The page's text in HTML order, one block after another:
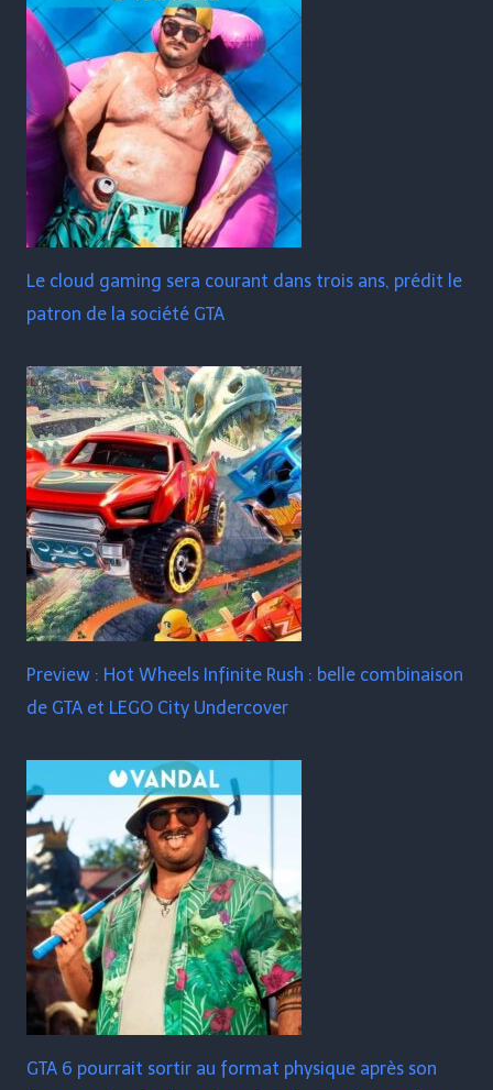
Le cloud gaming sera courant dans trois ans, prédit le
patron de la société GTA
Preview : Hot Wheels Infinite Rush : belle combinaison
de GTA et LEGO City Undercover
GTA 6 pourrait sortir au format physique après son